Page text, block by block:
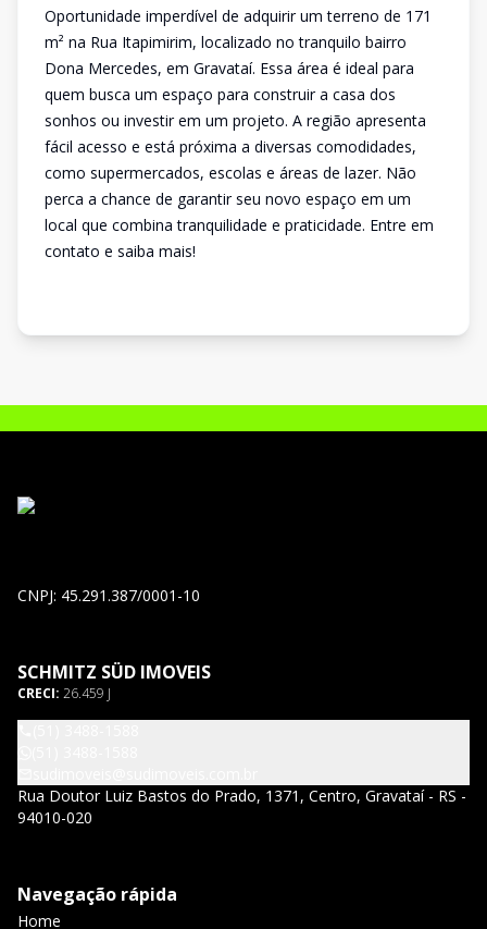
Oportunidade imperdível de adquirir um terreno de 171
m² na Rua Itapimirim, localizado no tranquilo bairro
Dona Mercedes, em Gravataí. Essa área é ideal para
quem busca um espaço para construir a casa dos
sonhos ou investir em um projeto. A região apresenta
fácil acesso e está próxima a diversas comodidades,
como supermercados, escolas e áreas de lazer. Não
perca a chance de garantir seu novo espaço em um
local que combina tranquilidade e praticidade. Entre em
contato e saiba mais!
CNPJ: 45.291.387/0001-10
SCHMITZ SÜD IMOVEIS
CRECI: 26.459 J
Rua Doutor Luiz Bastos do Prado, 1371, Centro, Gravataí - RS -
94010-020
Navegação rápida
Home